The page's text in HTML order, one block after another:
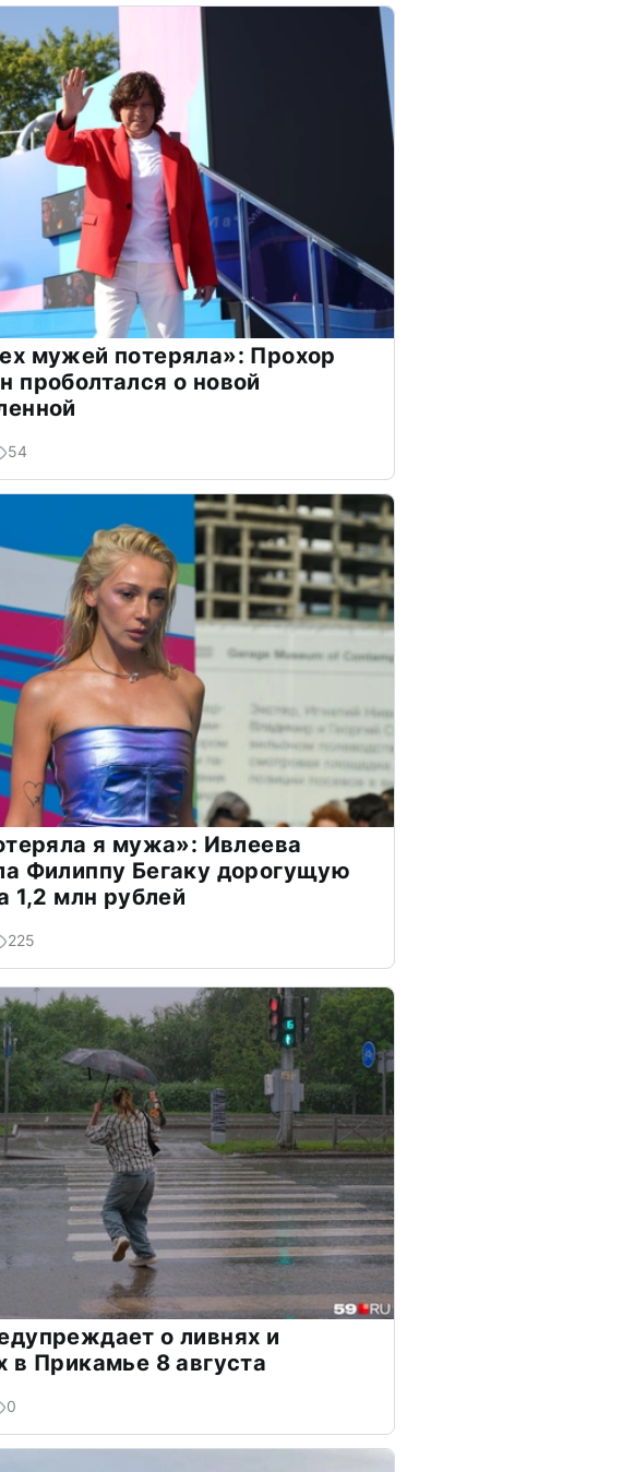
мужей потеряла»: Прохор
проболтался о новой
54
я мужа»: Ивлеева
Филиппу Бегаку дорогущую
1,2 млн рублей
225
о ливнях и
в Прикамье 8 августа
0